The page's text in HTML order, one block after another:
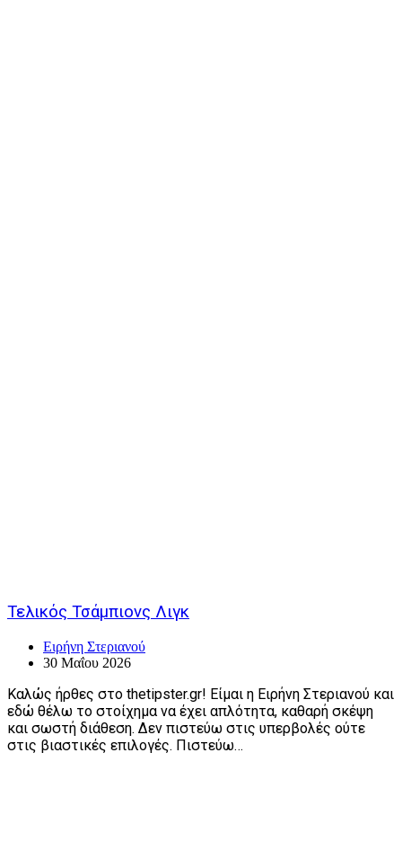
Τελικός Τσάμπιονς Λιγκ
Ειρήνη Στεριανού
30 Μαΐου 2026
Καλώς ήρθες στο thetipster.gr! Είμαι η Ειρήνη Στεριανού και
εδώ θέλω το στοίχημα να έχει απλότητα, καθαρή σκέψη
και σωστή διάθεση. Δεν πιστεύω στις υπερβολές ούτε
στις βιαστικές επιλογές. Πιστεύω…